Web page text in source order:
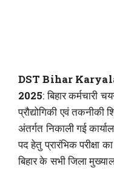
DST Bihar
2025: बिहार कर्मचारी
प्रौद्योगिकी एवं तकनीकी
अंतर्गत निकाली गई
पद हेतु प्रारंभिक परीक्षा
बिहार के सभी जिला